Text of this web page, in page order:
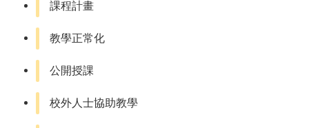
課程計畫
教學正常化
公開授課
校外人士協助教學